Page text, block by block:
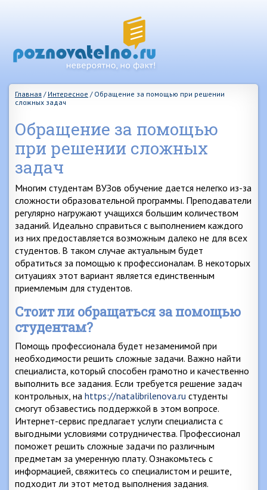
Главная / Интересное / Обращение за помощью при решении
сложных задач
Обращение за помощью
при решении сложных
задач
Многим студентам ВУЗов обучение дается нелегко из-за
сложности образовательной программы. Преподаватели
регулярно нагружают учащихся большим количеством
заданий. Идеально справиться с выполнением каждого
из них предоставляется возможным далеко не для всех
студентов. В таком случае актуальным будет
обратиться за помощью к профессионалам. В некоторых
ситуациях этот вариант является единственным
приемлемым для студентов.
Стоит ли обращаться за помощью
студентам?
Помощь профессионала будет незаменимой при
необходимости решить сложные задачи. Важно найти
специалиста, который способен грамотно и качественно
выполнить все задания. Если требуется решение задач
контрольных, на https://natalibrilenova.ru студенты
смогут обзавестись поддержкой в этом вопросе.
Интернет-сервис предлагает услуги специалиста с
выгодными условиями сотрудничества. Профессионал
поможет решить сложные задачи по различным
предметам за умеренную плату. Ознакомьтесь с
информацией, свяжитесь со специалистом и решите,
подходит ли этот метод выполнения задания.